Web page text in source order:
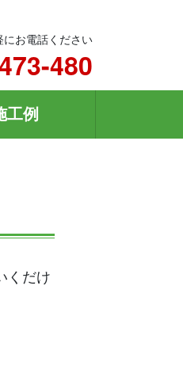
にお電話ください
480
工例
くだけ